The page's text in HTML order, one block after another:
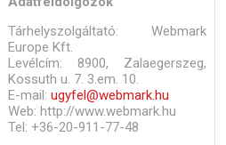
Tárhelyszolgáltató: Webmark
Europe Kft.
Levélcím: 8900, Zalaegerszeg,
Kossuth u. 7. 3.em. 10.
E-mail: ugyfel@webmark.hu
Web: http://www.webmark.hu
Tel: +36-20-911-77-48